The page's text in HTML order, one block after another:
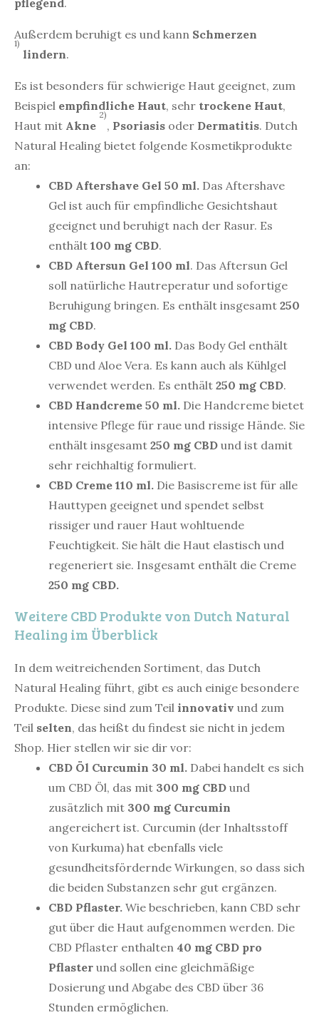
Außerdem beruhigt es und kann Schmerzen
1)
lindern.
Es ist besonders für schwierige Haut geeignet, zum
Beispiel empfindliche Haut, sehr trockene Haut,
Haut mit Akne
2)
, Psoriasis oder Dermatitis. Dutch
Natural Healing bietet folgende Kosmetikprodukte
an:
CBD Aftershave Gel 50 ml. Das Aftershave
Gel ist auch für empfindliche Gesichtshaut
geeignet und beruhigt nach der Rasur. Es
enthält 100 mg CBD.
CBD Aftersun Gel 100 ml. Das Aftersun Gel
soll natürliche Hautreperatur und sofortige
Beruhigung bringen. Es enthält insgesamt 250
mg CBD.
CBD Body Gel 100 ml. Das Body Gel enthält
CBD und Aloe Vera. Es kann auch als Kühlgel
verwendet werden. Es enthält 250 mg CBD.
CBD Handcreme 50 ml. Die Handcreme bietet
intensive Pflege für raue und rissige Hände. Sie
enthält insgesamt 250 mg CBD und ist damit
sehr reichhaltig formuliert.
CBD Creme 110 ml. Die Basiscreme ist für alle
Hauttypen geeignet und spendet selbst
rissiger und rauer Haut wohltuende
Feuchtigkeit. Sie hält die Haut elastisch und
regeneriert sie. Insgesamt enthält die Creme
250 mg CBD.
Weitere CBD Produkte von Dutch Natural
Healing im Überblick
In dem weitreichenden Sortiment, das Dutch
Natural Healing führt, gibt es auch einige besondere
Produkte. Diese sind zum Teil innovativ und zum
Teil selten, das heißt du findest sie nicht in jedem
Shop. Hier stellen wir sie dir vor:
CBD Öl Curcumin 30 ml. Dabei handelt es sich
um CBD Öl, das mit 300 mg CBD und
zusätzlich mit 300 mg Curcumin
angereichert ist. Curcumin (der Inhaltsstoff
von Kurkuma) hat ebenfalls viele
gesundheitsfördernde Wirkungen, so dass sich
die beiden Substanzen sehr gut ergänzen.
CBD Pflaster. Wie beschrieben, kann CBD sehr
gut über die Haut aufgenommen werden. Die
CBD Pflaster enthalten 40 mg CBD pro
Pflaster und sollen eine gleichmäßige
Dosierung und Abgabe des CBD über 36
Stunden ermöglichen.